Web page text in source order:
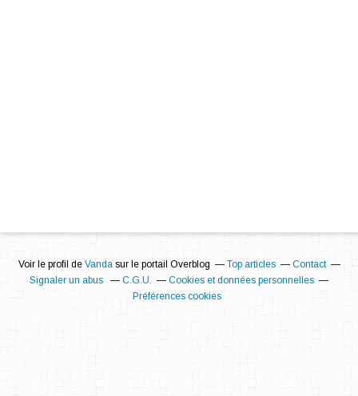
Voir le profil de Vandasur le portail Overblog Top articles
Contact
Signaler un abus
C.G.U.
Cookies et données personnelles
Préférences cookies